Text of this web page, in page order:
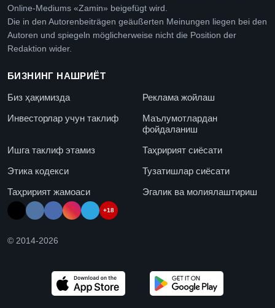
Online-Mediums «Zamin» beigefügt wird.
Die in den Autorenbeiträgen geäußerten Meinungen liegen bei den
Autoren und spiegeln möglicherweise nicht die Position der
Redaktion wider.
БИЗНИНГ НАШРИЁТ
Биз ҳақимизда
Реклама жойлаш
Инвесторлар учун таклиф
Маълумотлардан
фойдаланиш
Ишга таклиф этамиз
Таҳририят сиёсати
Этика кодекси
Тузатишлар сиёсати
Таҳририят жамоаси
Эгалик ва молиялаштириш
+18
© 2014-2026